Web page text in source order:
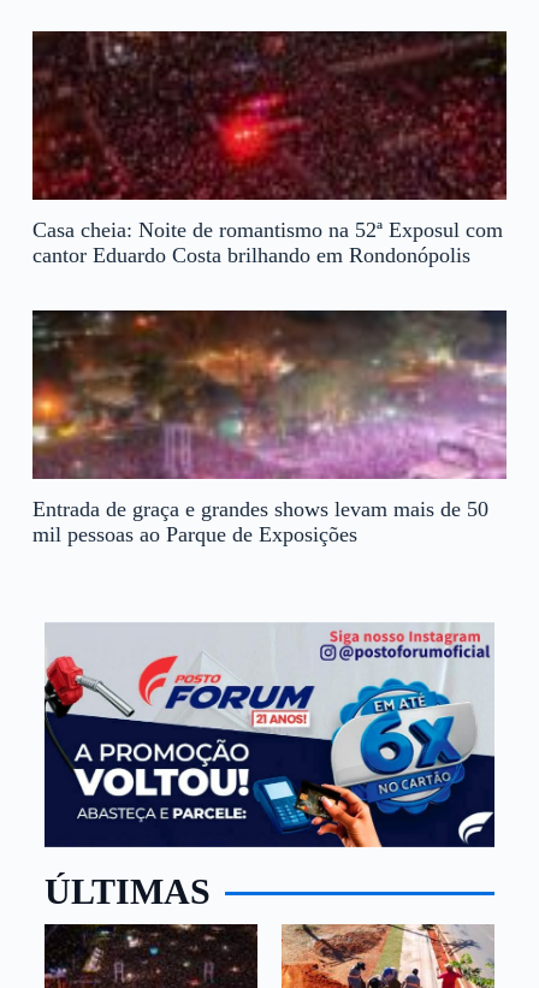
Casa cheia: Noite de romantismo na 52ª Exposul com
cantor Eduardo Costa brilhando em Rondonópolis
Entrada de graça e grandes shows levam mais de 50
mil pessoas ao Parque de Exposições
ÚLTIMAS